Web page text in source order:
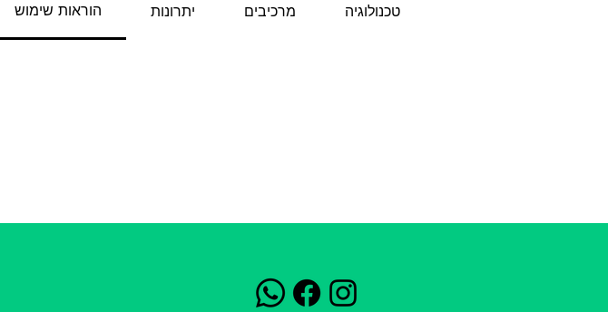
הוראות שימוש יתרונות מרכיבים טכנולוגיה